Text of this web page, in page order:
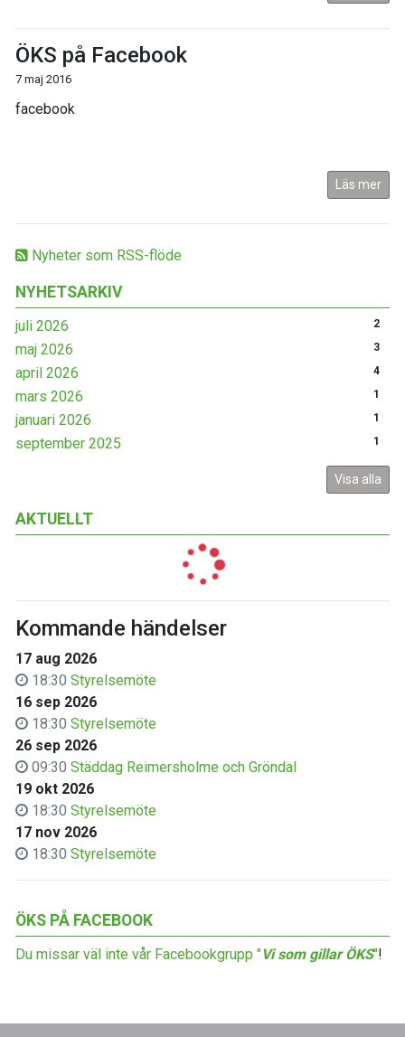
Nyheter som RSS-flöde
NYHETSARKIV
juli 2026 2
maj 2026 3
april 2026 4
mars 2026 1
januari 2026 1
september 2025 1
Visa alla
AKTUELLT
Kommande händelser
17 aug 2026
18:30 Styrelsemöte
16 sep 2026
18:30 Styrelsemöte
26 sep 2026
09:30 Städdag Reimersholme och Gröndal
19 okt 2026
18:30 Styrelsemöte
17 nov 2026
18:30 Styrelsemöte
ÖKS PÅ FACEBOOK
Du missar väl inte vår Facebookgrupp "Vi som gillar ÖKS"!
ÖKS på Facebook
7 maj 2016
facebook
Läs mer